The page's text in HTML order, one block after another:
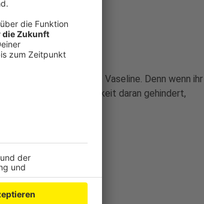
benutzen
und frisch zu halten ist Vaseline. Denn wenn
die enthaltene Flüssigkeit daran gehindert,
wie die Sägespäne.
Teelichter